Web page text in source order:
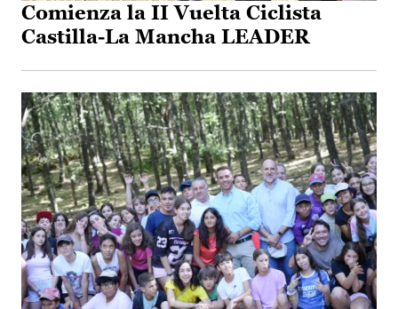
Comienza la II Vuelta Ciclista
Castilla-La Mancha LEADER